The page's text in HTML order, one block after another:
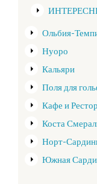
Ольбия-
Нуоро
Кальяри
Поля для
Кафе и
Коста
Норт-
Южная